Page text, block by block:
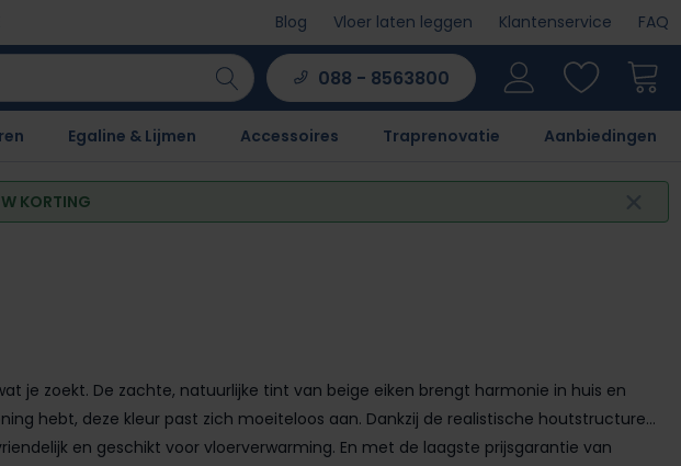
Blog Vloer laten leggen Klantenservice FAQ
088 - 8563800
Egaline & Lijmen Accessoires Traprenovatie Aanbiedingen
KORTING
je zoekt. De zachte, natuurlijke tint van beige eiken brengt harmonie in huis en
hebt, deze kleur past zich moeiteloos aan. Dankzij de realistische houtstructuren
en geschikt voor vloerverwarming. En met de laagste prijsgarantie van